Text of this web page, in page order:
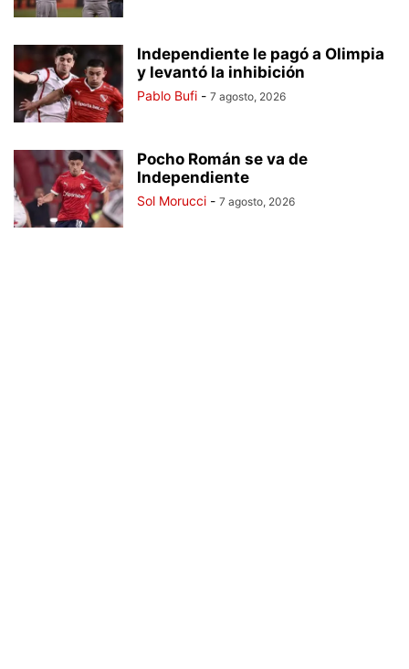
Independiente le pagó a Olimpia
y levantó la inhibición
Pablo Bufi - 7 agosto, 2026
Pocho Román se va de
Independiente
Sol Morucci - 7 agosto, 2026